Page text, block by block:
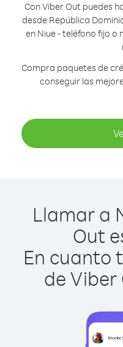
Con Viber Out puedes
desde República
en Niue - teléfono fijo o
Compra paquetes de
conseguir las
Llamar a
Out
En cuanto
de